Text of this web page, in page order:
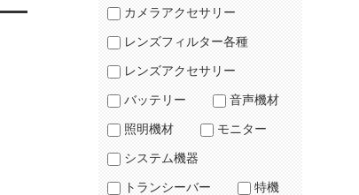
カメラアクセサリー
レンズフィルター各種
レンズアクセサリー
バッテリー 音声機材
照明機材 モニター
システム機器
トランシーバー 特機